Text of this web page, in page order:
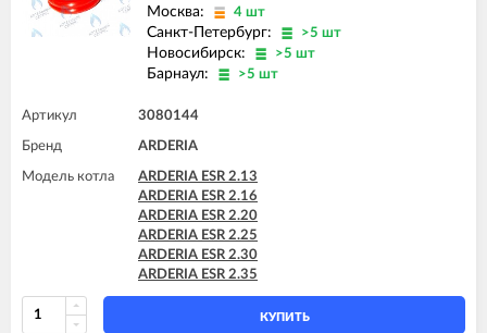
Москва: 4 шт
Санкт-Петербург: >5 шт
Новосибирск: >5 шт
Барнаул: >5 шт
Артикул 3080144
Бренд ARDERIA
Модель котла
ARDERIA ESR 2.13
ARDERIA ESR 2.16
ARDERIA ESR 2.20
ARDERIA ESR 2.25
ARDERIA ESR 2.30
ARDERIA ESR 2.35
КУПИТЬ